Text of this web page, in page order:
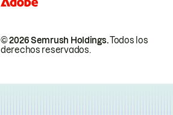
© 2026 Semrush Holdings.Todos los
derechos reservados.